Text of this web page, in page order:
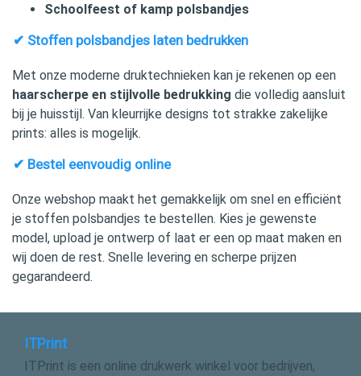
Schoolfeest of kamp polsbandjes
✔ Stoffen polsbandjes laten bedrukken
Met onze moderne druktechnieken kan je rekenen op een
haarscherpe en stijlvolle bedrukking die volledig aansluit
bij je huisstijl. Van kleurrijke designs tot strakke zakelijke
prints: alles is mogelijk.
✔ Bestel eenvoudig online
Onze webshop maakt het gemakkelijk om snel en efficiënt
je stoffen polsbandjes te bestellen. Kies je gewenste
model, upload je ontwerp of laat er een op maat maken en
wij doen de rest. Snelle levering en scherpe prijzen
gegarandeerd.
ITPrint
ITPrint is een online drukwerk winkel voor bedrijven,